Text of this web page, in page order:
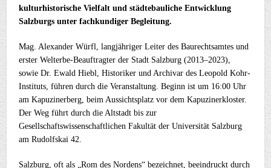
kulturhistorischeVielfaltundstädtebaulicheEntwicklung
SalzburgsunterfachkundigerBegleitung.
Mag. AlexanderWürfl,langjährigerLeiterdesBaurechtsamtesund
ersterWelterbe-Beauftragterder Stadt Salzburg (2013–2023),
sowieDr.EwaldHiebl,Historikerund ArchivardesLeopoldKohr-
Instituts,führendurchdieVeranstaltung.Beginnistum 16:00Uhr
amKapuzinerberg,beim AussichtsplatzvordemKapuzinerkloster.
DerWegführtdurchdie Altstadtbiszur
GesellschaftswissenschaftlichenFakultätderUniversität Salzburg
amRudolfskai42.
Salzburg,oftals „RomdesNordens“bezeichnet,beeindrucktdurch